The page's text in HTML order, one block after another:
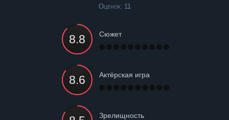
Оценок: 11
Сюжет
Актёрская игра
Зрелищность